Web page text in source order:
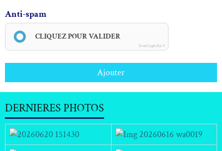
Anti-spam
CLIQUEZ POUR VALIDER
IconCaptcha ©
Ajouter
DERNIERES PHOTOS